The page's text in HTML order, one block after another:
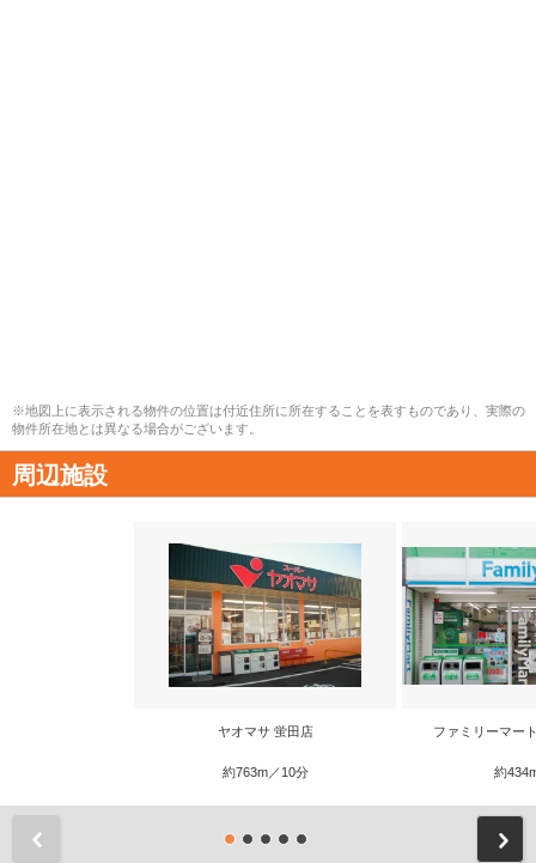
※地図上に表示される物件の位置は付近住所に所在することを表すものであり、実際の
物件所在地とは異なる場合がございます。
周辺施設
ヤオマサ 蛍田店
約763m／10分
ファミリーマー
約